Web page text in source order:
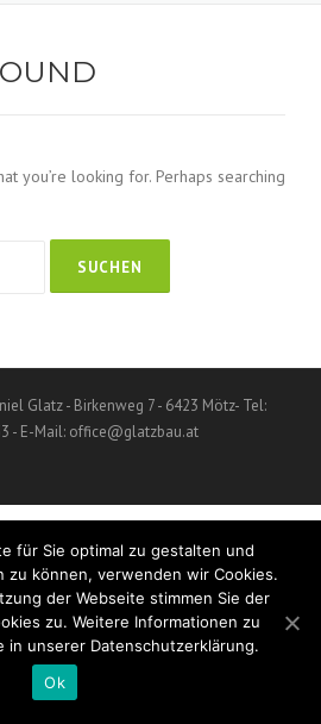
you’re looking for. Perhaps searching
Glatz - Birkenweg 7 - 6423 Mötz- Tel:
- E-Mail: office@glatzbau.at
für Sie optimal zu gestalten und
zu können, verwenden wir Cookies.
der Webseite stimmen Sie der
zu. Weitere Informationen zu
in unserer Datenschutzerklärung.
Ok